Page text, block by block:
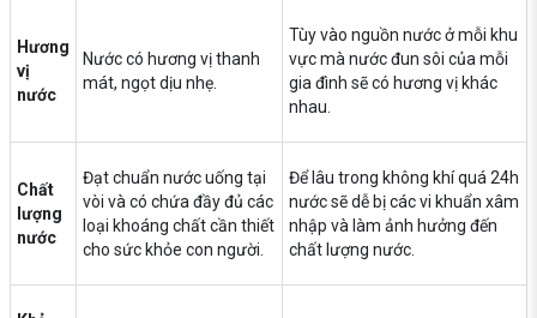
Hương
vị
nước
Nước có hương vị thanh
mát, ngọt dịu nhẹ.
Tùy vào nguồn nước ở mỗi khu
vực mà nước đun sôi của mỗi
gia đình sẽ có hương vị khác
nhau.
Chất
lượng
nước
Đạt chuẩn nước uống tại
vòi và có chứa đầy đủ các
loại khoáng chất cần thiết
cho sức khỏe con người.
Để lâu trong không khí quá 24h
nước sẽ dễ bị các vi khuẩn xâm
nhập và làm ảnh hưởng đến
chất lượng nước.